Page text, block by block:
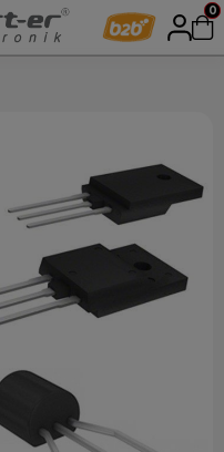
0